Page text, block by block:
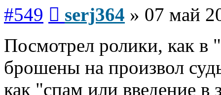
#549 serj364 » 07 май
Посмотрел ролики, как
брошены на произвол
как "спам или введение